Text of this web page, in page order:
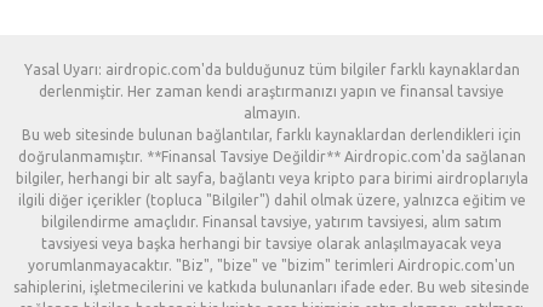
Yasal Uyarı: airdropic.com'da bulduğunuz tüm bilgiler farklı kaynaklardan
derlenmiştir. Her zaman kendi araştırmanızı yapın ve finansal tavsiye
almayın.
Bu web sitesinde bulunan bağlantılar, farklı kaynaklardan derlendikleri için
doğrulanmamıştır. **Finansal Tavsiye Değildir** Airdropic.com'da sağlanan
bilgiler, herhangi bir alt sayfa, bağlantı veya kripto para birimi airdroplarıyla
ilgili diğer içerikler (topluca "Bilgiler") dahil olmak üzere, yalnızca eğitim ve
bilgilendirme amaçlıdır. Finansal tavsiye, yatırım tavsiyesi, alım satım
tavsiyesi veya başka herhangi bir tavsiye olarak anlaşılmayacak veya
yorumlanmayacaktır. "Biz", "bize" ve "bizim" terimleri Airdropic.com'un
sahiplerini, işletmecilerini ve katkıda bulunanları ifade eder. Bu web sitesinde